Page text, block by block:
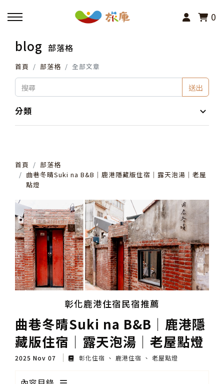
0
回主選單
活動報名
小旅行及主題導覽
其他活動
blog 部落格
首頁 部落格 全部文章
送出
分類
首頁
部落格
曲巷冬晴Suki na B&B│鹿港隱藏版住宿│露天泡湯│老屋
點燈
彰化鹿港住宿民宿推薦
曲巷冬晴Suki na B&B│鹿港隱
藏版住宿│露天泡湯│老屋點燈
2025 Nov 07 彰化住宿 鹿港住宿 老屋點燈